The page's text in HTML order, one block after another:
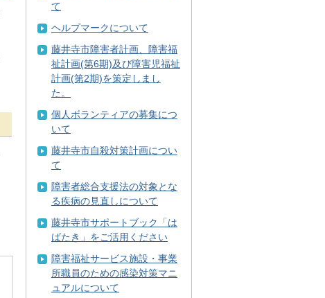
て
ヘルプマークについて
藤井寺市障害者計画、障害福
祉計画(第6期)及び障害児福祉
計画(第2期)を策定しまし
た。
個人ボランティアの募集につ
いて
藤井寺市自殺対策計画につい
て
障害者総合支援法の対象とな
る疾病の見直しについて
藤井寺市サポートブック「は
ばたき」をご活用ください
障害福祉サービス施設・事業
所職員のための感染対策マニ
ュアルについて